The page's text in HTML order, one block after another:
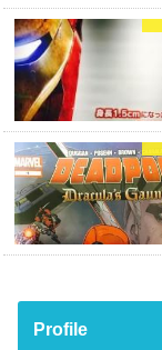
Profile